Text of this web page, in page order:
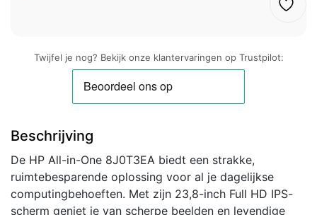
Twijfel je nog? Bekijk onze klantervaringen op Trustpilot:
Beschrijving
De HP All-in-One 8J0T3EA biedt een strakke,
ruimtebesparende oplossing voor al je dagelijkse
computingbehoeften. Met zijn 23,8-inch Full HD IPS-
scherm geniet je van scherpe beelden en levendige